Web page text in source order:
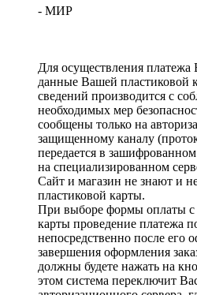
- МИР
Для осуществления платежа
данные Вашей пластиковой
сведений производится с
необходимых мер
сообщены только на
защищенному каналу
передается в
на специализированном
Сайт и магазин не знают и
пластиковой карты.
При выборе формы оплаты
карты проведение платежа
непосредственно после его
завершения оформления
должны будете нажать на
этом система переключит